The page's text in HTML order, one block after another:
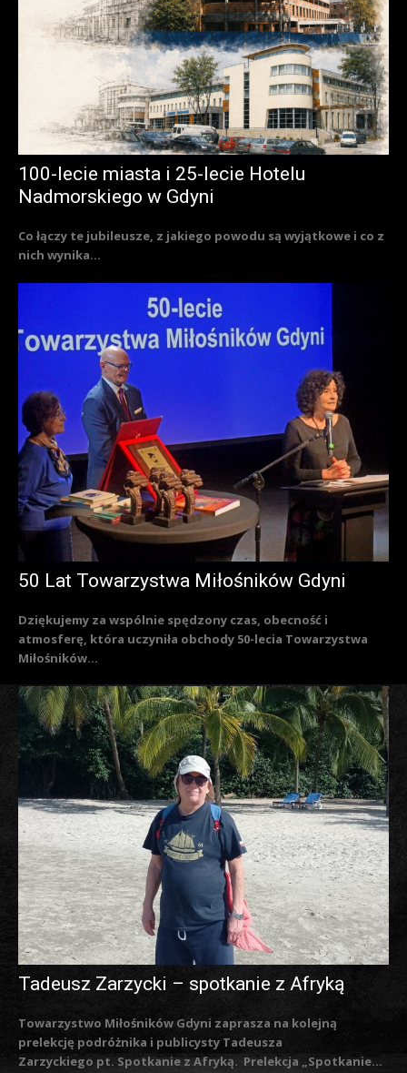
100-lecie miasta i 25-lecie Hotelu
Nadmorskiego w Gdyni
Co łączy te jubileusze, z jakiego powodu są wyjątkowe i co z
nich wynika...
50 Lat Towarzystwa Miłośników Gdyni
Dziękujemy za wspólnie spędzony czas, obecność i
atmosferę, która uczyniła obchody 50-lecia Towarzystwa
Miłośników...
Tadeusz Zarzycki – spotkanie z Afryką
Towarzystwo Miłośników Gdyni zaprasza na kolejną
prelekcję podróżnika i publicysty Tadeusza
Zarzyckiego pt. Spotkanie z Afryką. Prelekcja „Spotkanie...